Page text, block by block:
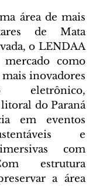
área de mais
de Mata
o LENDAA
como
inovadores
eletrônico,
do Paraná
em eventos
e
com
estrutura
a área